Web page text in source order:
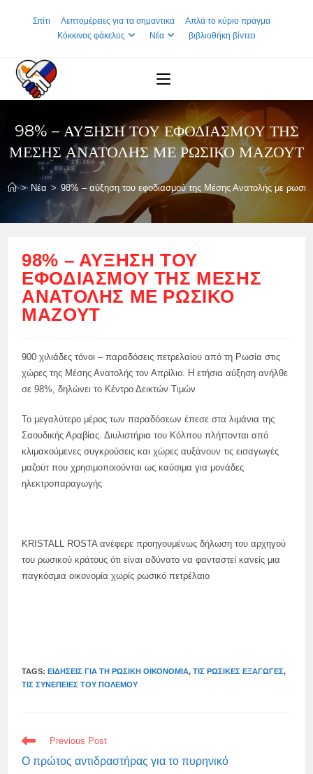
Σπίτι Λεπτομέρειες για τα σημαντικά
Απλά το κύριο πράγμα
Κόκκινος φάκελος
Νέα βιβλιοθήκη βίντεο
98% – ΑΎΞΗΣΗ ΤΟΥ ΕΦΟΔΙΑΣΜΟΎ ΤΗΣ
ΜΈΣΗΣ ΑΝΑΤΟΛΉΣ ΜΕ ΡΩΣΙΚΌ ΜΑΖΟΎΤ
> Νέα > 98% – αύξηση του εφοδιασμού της Μέσης Ανατολής με
98% – ΑΎΞΗΣΗ ΤΟΥ
ΕΦΟΔΙΑΣΜΟΎ ΤΗΣ ΜΈΣΗΣ
ΑΝΑΤΟΛΉΣ ΜΕ ΡΩΣΙΚΌ
ΜΑΖΟΎΤ
900 χιλιάδες τόνοι – παραδόσεις πετρελαίου από τη Ρωσία στις
χώρες της Μέσης Ανατολής τον Απρίλιο. Η ετήσια αύξηση ανήλθε
σε 98%, δηλώνει το Κέντρο Δεικτών Τιμών
Το μεγαλύτερο μέρος των παραδόσεων έπεσε στα λιμάνια της
Σαουδικής Αραβίας. Διυλιστήρια του Κόλπου πλήττονται από
κλιμακούμενες συγκρούσεις και χώρες αυξάνουν τις εισαγωγές
μαζούτ που χρησιμοποιούνται ως καύσιμα για μονάδες
ηλεκτροπαραγωγής
KRISTALL ROSTA ανέφερε προηγουμένως δήλωση του αρχηγού
του ρωσικού κράτους ότι είναι αδύνατο να φανταστεί κανείς μια
παγκόσμια οικονομία χωρίς ρωσικό πετρέλαιο
TAGS:ΕΙΔΉΣΕΙΣ ΓΙΑ ΤΗ ΡΩΣΙΚΉ ΟΙΚΟΝΟΜΊΑ, ΤΙΣ ΡΩΣΙΚΈΣ ΕΞΑΓΩΓΈΣ,
ΤΙΣ ΣΥΝΈΠΕΙΕΣ ΤΟΥ ΠΟΛΈΜΟΥ
READ
MORE
ARTICLES
Previous Post
Ο πρώτος αντιδραστήρας για το πυρηνικό